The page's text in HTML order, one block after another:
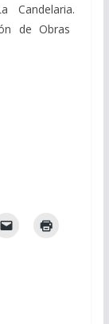
Candelaria.
de Obras